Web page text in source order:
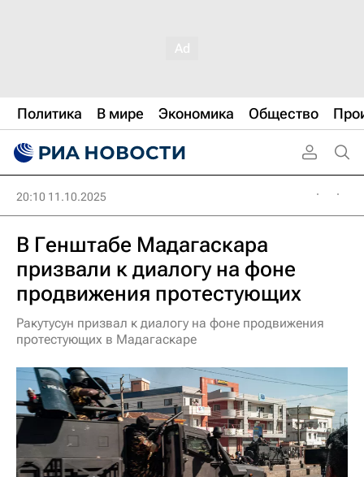
Политика В мире Экономика Общество
20:10 11.10.2025
В Генштабе Мадагаскара
призвали к диалогу на фоне
продвижения протестующих
Ракутусун призвал к диалогу на фоне продвижения
протестующих в Мадагаскаре